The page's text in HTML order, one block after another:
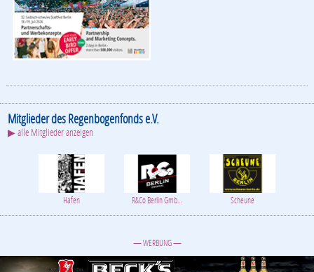
Mitglieder des Regenbogenfonds e.V.
▶ alle Mitglieder anzeigen
Hafen R&Co Berlin Gmb... Scheune
— WERBUNG —